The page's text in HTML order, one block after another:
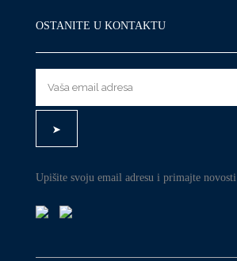
OSTANITE U KONTAKTU
Upišite svoju email adresu i primajte novosti